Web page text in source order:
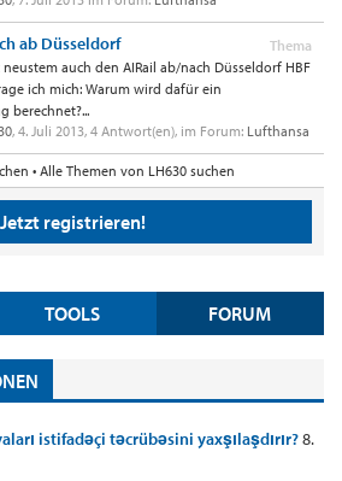
Thema
ab Düsseldorf
auch den AIRail ab/nach Düsseldorf HBF
ich mich: Warum wird dafür ein
berechnet?...
, 4. Juli 2013, 4 Antwort(en), im Forum: Lufthansa
Alle Themen von LH630 suchen
Jetzt registrieren!
TOOLS FORUM
istifadəçi təcrübəsini yaxşılaşdırır?8.